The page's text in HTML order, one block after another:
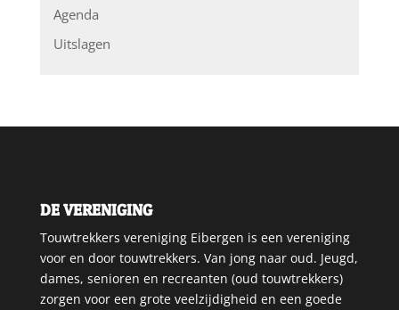
Agenda
Uitslagen
DE VERENIGING
Touwtrekkers vereniging Eibergen is een vereniging
voor en door touwtrekkers. Van jong naar oud. Jeugd,
dames, senioren en recreanten (oud touwtrekkers)
zorgen voor een grote veelzijdigheid en een goede